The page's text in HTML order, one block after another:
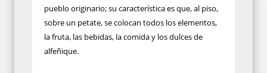
pueblo originario; su característica es que, al piso,
sobre un petate, se colocan todos los elementos,
la fruta, las bebidas, la comida y los dulces de
alfeñique.